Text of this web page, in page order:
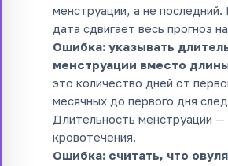
менструации, а не последний.
дата сдвигает весь прогноз
Ошибка: указывать
менструации вместо
это количество дней от
месячных до первого дня
Длительность менструации —
кровотечения.
Ошибка: считать, что